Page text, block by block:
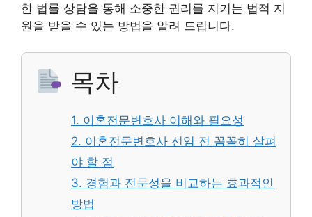
한 법률 상담을 통해 소중한 권리를 지키는 법적 지
원을 받을 수 있는 방법을 알려 드립니다.
목차
1. 이혼전문변호사 이해와 필요성
2. 이혼전문변호사 선임 전 꼼꼼히 살펴
야 할 점
3. 경험과 전문성을 비교하는 효과적인
방법